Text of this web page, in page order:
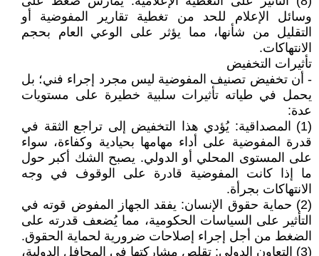
وسائل الإعلام للحد من تغطية تقارير المفوضية أو
التقليل من شأنها، مما يؤثر على الوعي العام بحجم
الانتهاكات.
تأثيرات التخفيض
- أن تخفيض تصنيف المفوضية ليس مجرد إجراء فني؛ بل
يحمل في طياته تأثيرات سلبية خطيرة على مستويات
عدة:
(1) المصداقية: يُؤدي هذا التخفيض إلى تراجع الثقة في
قدرة المفوضية على أداء مهامها بحيادية وكفاءة، سواء
على المستوى المحلي أو الدولي. يصبح الشك أكبر حول
ما إذا كانت المفوضية قادرة على الوقوف في وجه
الانتهاكات بجرأة.
(2) حماية حقوق الإنسان: يفقد الجهاز المفوض قوته في
التأثير على السياسات الحكومية، مما يُضعف قدرته على
الضغط من أجل إجراء إصلاحات ضرورية لحماية الحقوق.
(3) التعاون الدولي: تقلص مشاركتها في المحافل الدولية،